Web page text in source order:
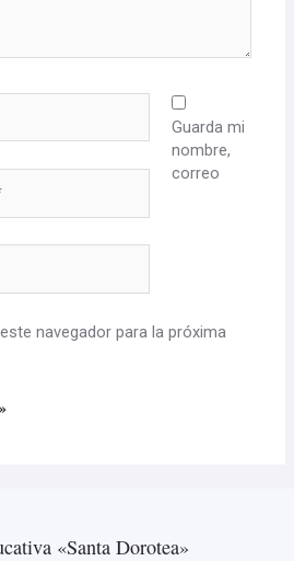
Guarda mi
nombre,
correo
navegador para la próxima
«Santa Dorotea»